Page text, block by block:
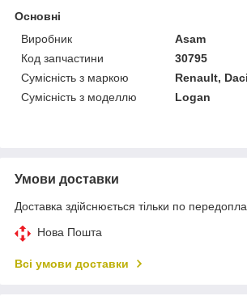
Основні
Виробник
Asam
Код запчастини
30795
Сумісність з маркою
Renault,
Сумісність з моделлю
Logan
Умови доставки
Доставка здійснюється тільки по
Нова Пошта
Всі умови доставки